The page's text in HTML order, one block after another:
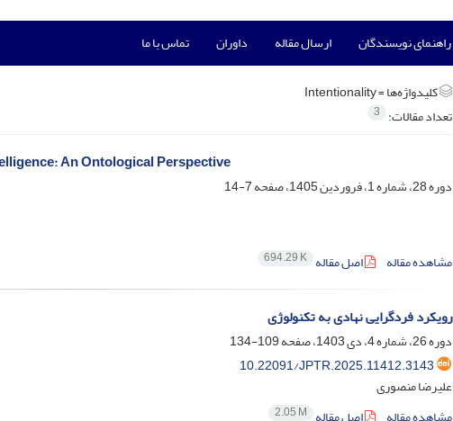
راهنمای نویسندگان ارسال مقاله داوران تماس با ما
کلیدواژه‌ها =Intentionality
تعداد مقالات: 3
An Ontological Perspective
دوره 28، شماره 1، فروردین 1405، صفحه 7-14
مشاهده مقاله اصل مقاله 694.29 K
رویکرد فردگرایی نهادی به تکنولوژی
دوره 26، شماره 4، دی 1403، صفحه
109-134
10.22091/JPTR.2025.11412.3143
علیرضا منصوری
2.05 M